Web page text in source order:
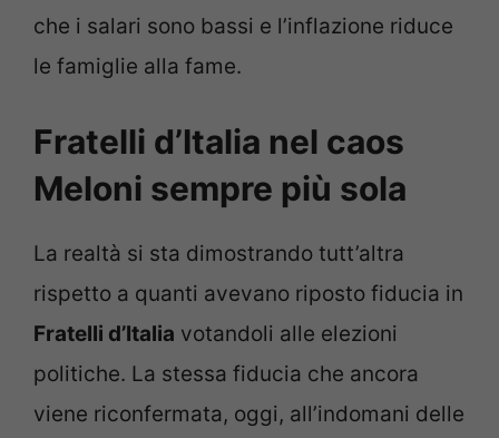
che i salari sono bassi e l’inflazione riduce
le famiglie alla fame.
Fratelli d’Italia nel caos
Meloni sempre più sola
La realtà si sta dimostrando tutt’altra
rispetto a quanti avevano riposto fiducia in
Fratelli d’Italia votandoli alle elezioni
politiche. La stessa fiducia che ancora
viene riconfermata, oggi, all’indomani delle